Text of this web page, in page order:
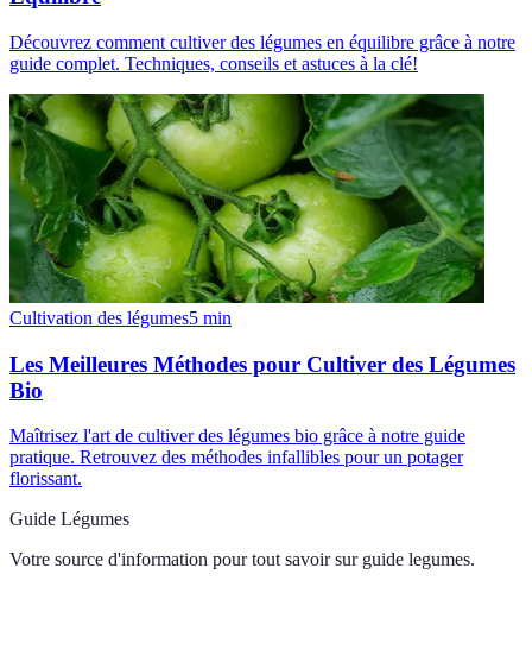
Découvrez comment cultiver des légumes en équilibre grâce à notre
guide complet. Techniques, conseils et astuces à la clé!
Cultivation des légumes5 min
Les Meilleures Méthodes pour Cultiver des Légumes
Bio
Maîtrisez l'art de cultiver des légumes bio grâce à notre guide
pratique. Retrouvez des méthodes infallibles pour un potager
florissant.
Guide Légumes
Votre source d'information pour tout savoir sur guide legumes.